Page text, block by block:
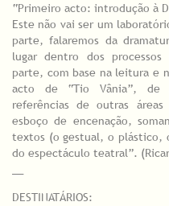
“Primeiro acto: introdução à
Este não vai ser um
parte, falaremos da
lugar dentro dos
parte, com base na leitura e
acto de “Tio Vânia”, de
referências de outras
esboço de encenação,
textos (o gestual, o plástico,
do espectáculo teatral”.
DESTINATÁRIOS: